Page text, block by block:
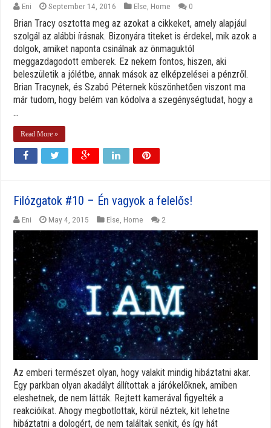
Eni September 14, 2016 Else Home 0
Brian Tracy osztotta meg az azokat a cikkeket, amely alapjául
szolgál az alábbi írásnak. Bizonyára titeket is érdekel, mik azok a
dolgok, amiket naponta csinálnak az önmaguktól
meggazdagodott emberek. Ez nekem fontos, hiszen, aki
beleszületik a jólétbe, annak mások az elképzelései a pénzről.
Brian Tracynek, és Szabó Péternek köszönhetően viszont ma
már tudom, hogy belém van kódolva a szegénységtudat, hogy a
...
Read More »
Filózgatok #10 – Én vagyok a felelős!
Eni May 4, 2015 Else Home 2
Az emberi természet olyan, hogy valakit mindig hibáztatni akar.
Egy parkban olyan akadályt állítottak a járókelőknek, amiben
eleshetnek, de nem látták. Rejtett kamerával figyelték a
reakcióikat. Ahogy megbotlottak, körül néztek, kit lehetne
hibáztatni a dologért, de nem találtak senkit, és így hát